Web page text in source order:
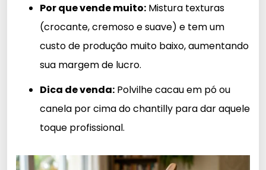
Por que vende muito: Mistura texturas
(crocante, cremoso e suave) e tem um
custo de produção muito baixo, aumentando
sua margem de lucro.
Dica de venda: Polvilhe cacau em pó ou
canela por cima do chantilly para dar aquele
toque profissional.